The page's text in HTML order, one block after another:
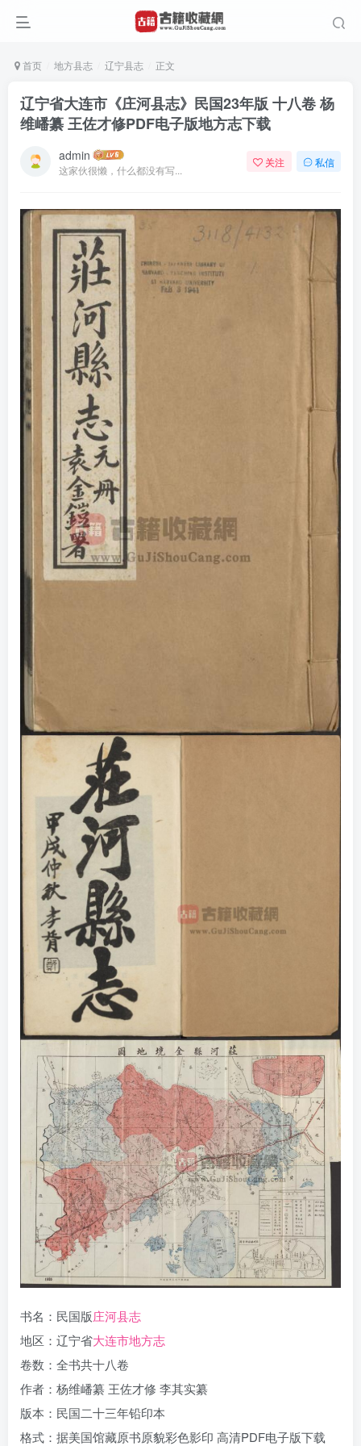
首页 地方县志 辽宁县志 正文
辽宁省大连市《庄河县志》民国23年版 十八卷 杨
维嶓纂 王佐才修PDF电子版地方志下载
admin
这家伙很懒，什么都没有写...
关注 私信
书名：民国版庄河县志
地区：辽宁省大连市地方志
卷数：全书共十八卷
作者：杨维嶓纂 王佐才修 李其实纂
版本：民国二十三年铅印本
格式：据美国馆藏原书原貌彩色影印 高清PDF电子版下载